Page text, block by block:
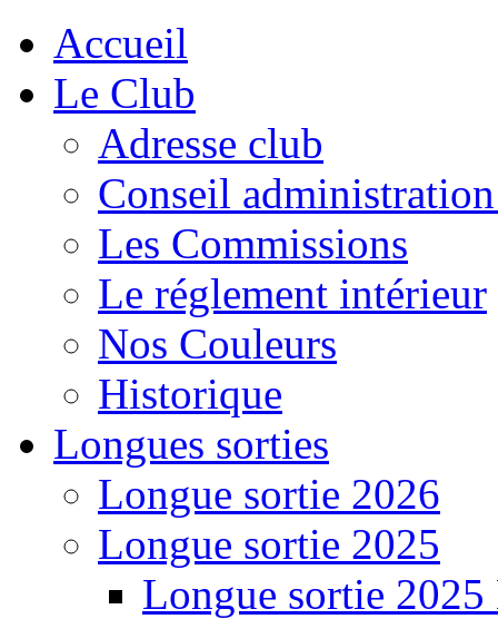
Accueil
Le Club
Adresse club
Conseil
Les Commissions
Le réglement intérieur
Nos Couleurs
Historique
Longues sorties
Longue sortie 2026
Longue sortie 2025
Longue sortie 2025